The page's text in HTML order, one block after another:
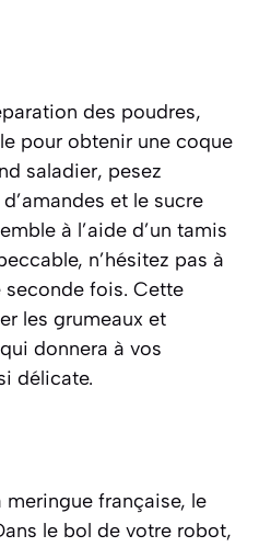
des poudres,
pour obtenir une coque
saladier, pesez
et le sucre
à l’aide d’un tamis
n’hésitez pas à
seconde fois. Cette
les grumeaux et
donnera à vos
délicate.
meringue française, le
le bol de votre robot,